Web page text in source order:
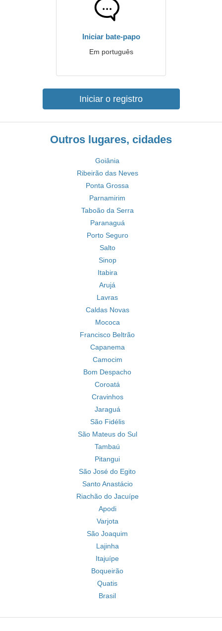
Iniciar bate-papo
Em português
Iniciar o registro
Outros lugares, cidades
Goiânia
Ribeirão das Neves
Ponta Grossa
Parnamirim
Taboão da Serra
Paranaguá
Porto Seguro
Salto
Sinop
Itabira
Arujá
Lavras
Caldas Novas
Mococa
Francisco Beltrão
Capanema
Camocim
Bom Despacho
Coroatá
Cravinhos
Jaraguá
São Fidélis
São Mateus do Sul
Tambaú
Pitangui
São José do Egito
Santo Anastácio
Riachão do Jacuípe
Apodi
Varjota
São Joaquim
Lajinha
Itajuípe
Boqueirão
Quatis
Brasil